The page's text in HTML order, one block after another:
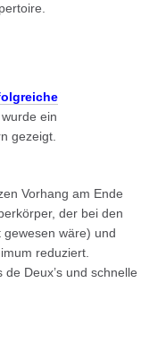
ein
gezeigt.
Vorhang am Ende
der bei den
wäre) und
reduziert.
Deux’s und schnelle